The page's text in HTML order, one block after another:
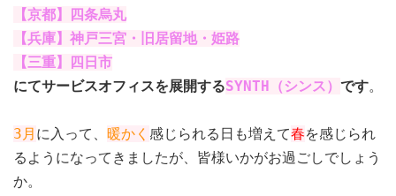
【京都】四条烏丸
【兵庫】神戸三宮・旧居留地・姫路
【三重】四日市
にてサービスオフィスを展開するSYNTH（シンス） です​。
3月 に入って、 暖かく 感じられる日も増えて春を感じられ
るようになってきましたが、皆様いかがお過ごしでしょう
か。